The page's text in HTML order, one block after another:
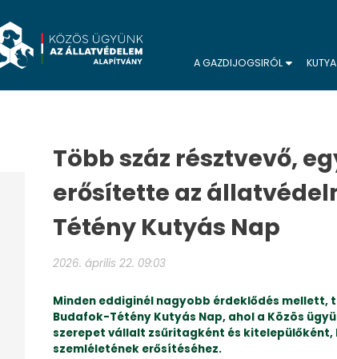
A GAZDIJOGSIRÓL
Több száz résztvevő,
erősítette az
Tétény Kutyás Nap
2026. április 22. 09:03
Minden eddiginél nagyobb érdeklődés mellett,
Budafok-Tétény Kutyás Nap, ahol a Közös
szerepet vállalt zsűritagként és
szemléletének erősítéséhez.